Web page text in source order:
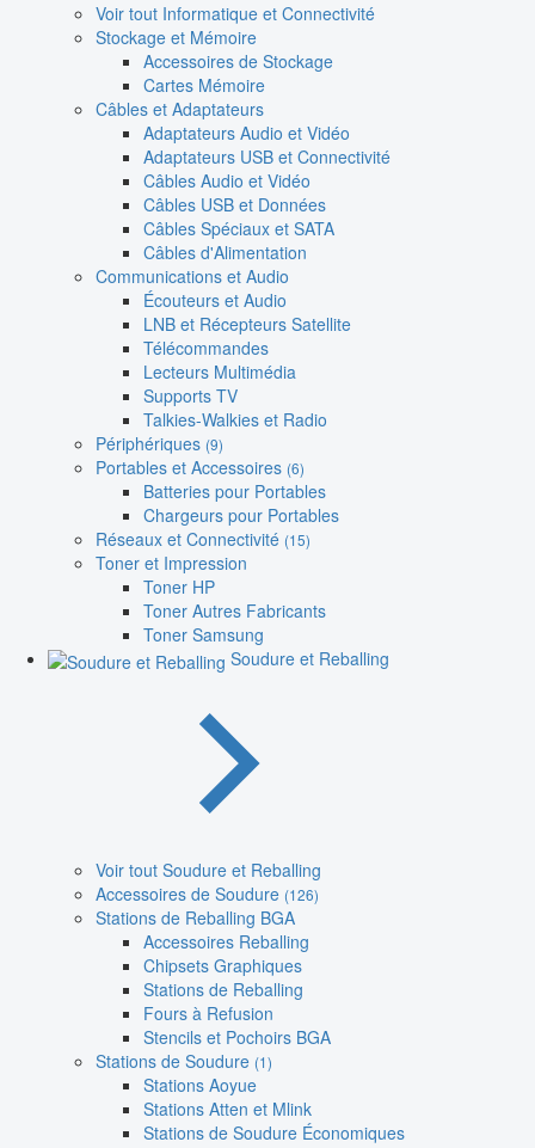
Voir tout Informatique et Connectivité
Stockage et Mémoire
Accessoires de Stockage
Cartes Mémoire
Câbles et Adaptateurs
Adaptateurs Audio et Vidéo
Adaptateurs USB et Connectivité
Câbles Audio et Vidéo
Câbles USB et Données
Câbles Spéciaux et SATA
Câbles d'Alimentation
Communications et Audio
Écouteurs et Audio
LNB et Récepteurs Satellite
Télécommandes
Lecteurs Multimédia
Supports TV
Talkies-Walkies et Radio
Périphériques (9)
Portables et Accessoires (6)
Batteries pour Portables
Chargeurs pour Portables
Réseaux et Connectivité (15)
Toner et Impression
Toner HP
Toner Autres Fabricants
Toner Samsung
Soudure et Reballing
Voir tout Soudure et Reballing
Accessoires de Soudure (126)
Stations de Reballing BGA
Accessoires Reballing
Chipsets Graphiques
Stations de Reballing
Fours à Refusion
Stencils et Pochoirs BGA
Stations de Soudure (1)
Stations Aoyue
Stations Atten et Mlink
Stations de Soudure Économiques